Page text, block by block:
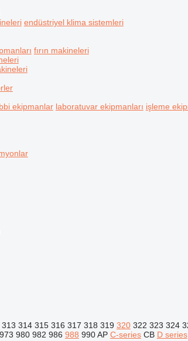
endüstriyel klima sistemleri
fırın makineleri
ekipmanlar laboratuvar ekipmanları işleme
313 314 315 316 317 318 319 320 322 323 324
973 980 982 986 988 990 AP C-series CB D series